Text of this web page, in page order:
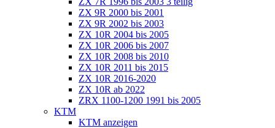
ZX 9R 2000 bis 2001
ZX 9R 2002 bis 2003
ZX 10R 2004 bis 2005
ZX 10R 2006 bis 2007
ZX 10R 2008 bis 2010
ZX 10R 2011 bis 2015
ZX 10R 2016-2020
ZX 10R ab 2022
ZRX 1100-1200 1991 bis 2005
KTM
KTM anzeigen